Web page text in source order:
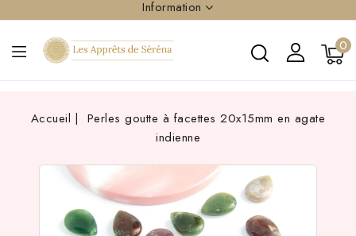
Information
0
Accueil
Perles goutte à facettes 20x15mm en agate
indienne